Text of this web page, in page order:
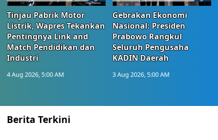
Tinjau Pabrik Motor
Listrik, Wapres Tekankan
Pentingnya Link and
Match Pendidikan dan
Industri
4 Aug 2026, 5:00 AM
Gebrakan Ekonomi
Nasional: Presiden
Prabowo Rangkul
Seluruh Pengusaha
KADIN Daerah
3 Aug 2026, 5:00 AM
Berita Terkini